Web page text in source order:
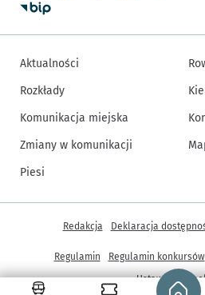
Aktualności
Rozkłady
Komunikacja miejska
Zmiany w komunikacji
Piesi
Inne informacje
Redakcja Deklaracja
Regulamin Regulamin konkursów
Ustawienia